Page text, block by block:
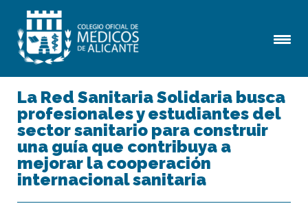
La Red Sanitaria Solidaria busca
profesionales y estudiantes del
sector sanitario para construir
una guía que contribuya a
mejorar la cooperación
internacional sanitaria